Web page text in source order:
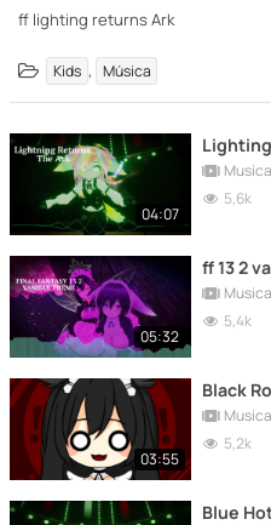
ff lighting returns Ark
Kids , Música
04:07
5,6k
05:32
ff 13 2
5,4k
03:55
Black
5,2k
Blue